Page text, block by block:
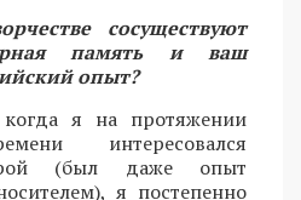
сосуществуют
память и ваш
опыт?
я на протяжении
интересовался
(был даже опыт
я постепенно